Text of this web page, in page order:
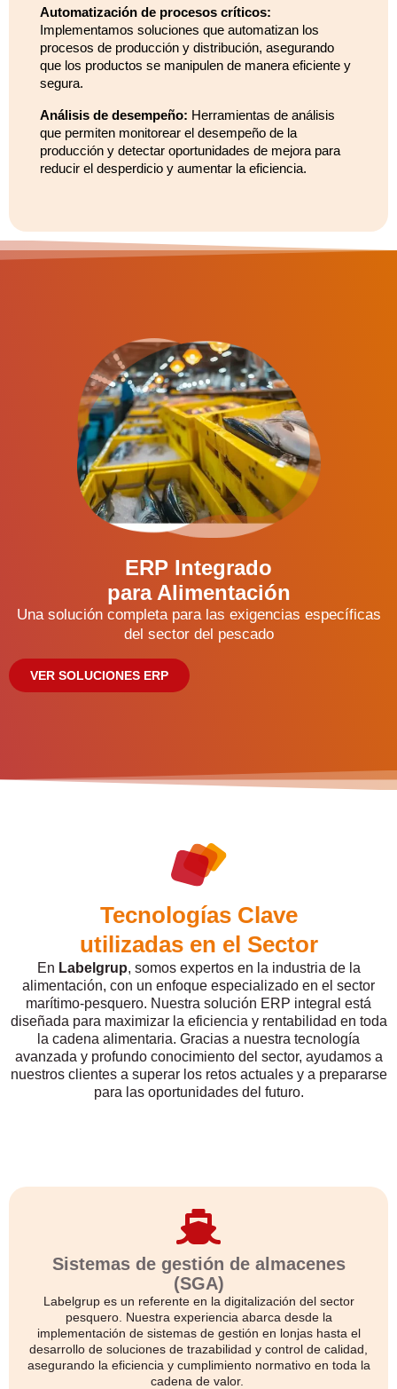
Automatización de procesos críticos:
Implementamos soluciones que automatizan los
procesos de producción y distribución, asegurando
que los productos se manipulen de manera eficiente y
segura.
Análisis de desempeño: Herramientas de análisis
que permiten monitorear el desempeño de la
producción y detectar oportunidades de mejora para
reducir el desperdicio y aumentar la eficiencia.
ERP Integrado
para Alimentación
Una solución completa para las exigencias específicas
del sector del pescado
VER SOLUCIONES ERP
Tecnologías Clave
utilizadas en el Sector
En Labelgrup, somos expertos en la industria de la
alimentación, con un enfoque especializado en el sector
marítimo-pesquero. Nuestra solución ERP integral está
diseñada para maximizar la eficiencia y rentabilidad en toda
la cadena alimentaria. Gracias a nuestra tecnología
avanzada y profundo conocimiento del sector, ayudamos a
nuestros clientes a superar los retos actuales y a prepararse
para las oportunidades del futuro.
Sistemas de gestión de almacenes
(SGA)
Labelgrup es un referente en la digitalización del sector
pesquero. Nuestra experiencia abarca desde la
implementación de sistemas de gestión en lonjas hasta el
desarrollo de soluciones de trazabilidad y control de calidad,
asegurando la eficiencia y cumplimiento normativo en toda la
cadena de valor.